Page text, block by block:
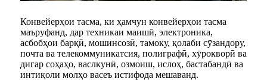
Конвейерҳои тасма, ки ҳамчун конвейерҳои тасма
маъруфанд, дар техникаи маишӣ, электроника,
асбобҳои барқӣ, мошинсозӣ, тамоку, қолаби сӯзандору,
почта ва телекоммуникатсия, полиграфӣ, хӯрокворӣ ва
дигар соҳаҳо, васлкунӣ, озмоиш, ислоҳ, бастабандӣ ва
интиқоли молҳо васеъ истифода мешаванд.